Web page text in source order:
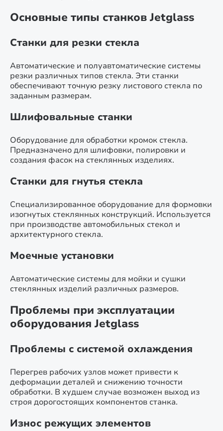
Основные типы станков Jetglass
Станки для резки стекла
Автоматические и полуавтоматические системы
резки различных типов стекла. Эти станки
обеспечивают точную резку листового стекла по
заданным размерам.
Шлифовальные станки
Оборудование для обработки кромок стекла.
Предназначено для шлифовки, полировки и
создания фасок на стеклянных изделиях.
Станки для гнутья стекла
Специализированное оборудование для формовки
изогнутых стеклянных конструкций. Используется
при производстве автомобильных стекол и
архитектурного стекла.
Моечные установки
Автоматические системы для мойки и сушки
стеклянных изделий различных размеров.
Проблемы при эксплуатации
оборудования Jetglass
Проблемы с системой охлаждения
Перегрев рабочих узлов может привести к
деформации деталей и снижению точности
обработки. В худшем случае возможен выход из
строя дорогостоящих компонентов станка.
Износ режущих элементов